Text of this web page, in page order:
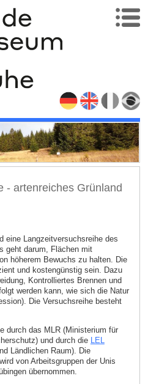
- artenreiches Grünland
eine Langzeitversuchsreihe des
geht darum, Flächen mit
höherem Bewuchs zu halten. Die
und kostengünstig sein. Dazu
Kontrolliertes Brennen und
werden kann, wie sich die Natur
Die Versuchsreihe besteht
durch das MLR (Ministerium für
und durch die
LEL
Ländlichen Raum). Die
von Arbeitsgruppen der Unis
übernommen.